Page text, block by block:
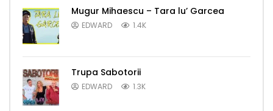
Mugur Mihaescu – Tara lu’ Garcea
EDWARD 1.4K
Trupa Sabotorii
EDWARD 1.3K